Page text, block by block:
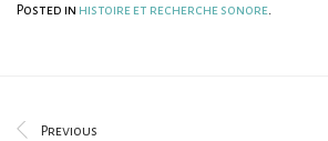
Posted in histoire et recherche sonore
Previous